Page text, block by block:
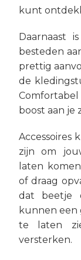
kunt
Daarnaast
besteden
prettig
de
boost aan je
Accessoires
zijn om
laten
of draag
dat beetje
kunnen een
te laten
versterken.